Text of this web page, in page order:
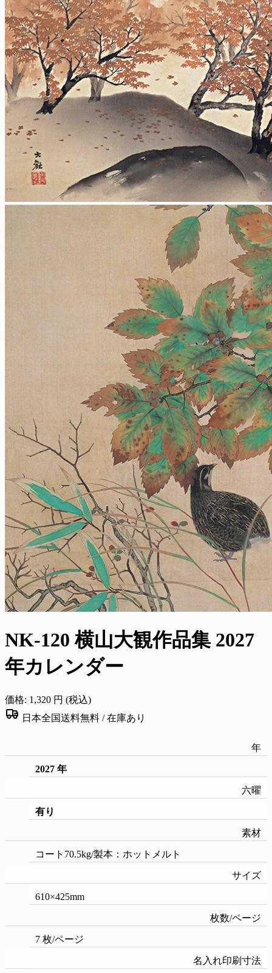
NK-120 横山大観作品集 2027
年カレンダー
価格: 1,320 円 (税込)
日本全国送料無料 /在庫あり
年
2027 年
六曜
有り
素材
コート70.5kg/製本：ホットメルト
サイズ
610×425mm
枚数/ページ
7 枚/ページ
名入れ印刷寸法